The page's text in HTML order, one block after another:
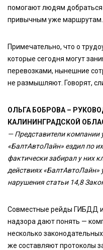
помогают людям
привычным уже маршрутам.
Примечательно, что о
которые сегодня могут
перевозками, нынешние
не размышляют. Говорят,
ОЛЬГА БОБРОВА –
КАЛИНИНГРАДСКОЙ
— Представители компании
«БалтАвтоЛайн» ездил по
фактически забирал у них
действиях «БалтАвтоЛайн»
нарушения статьи 14,8
Совместные рейды ГИБДД
надзора дают понять —
несколько
же составляют протоколы